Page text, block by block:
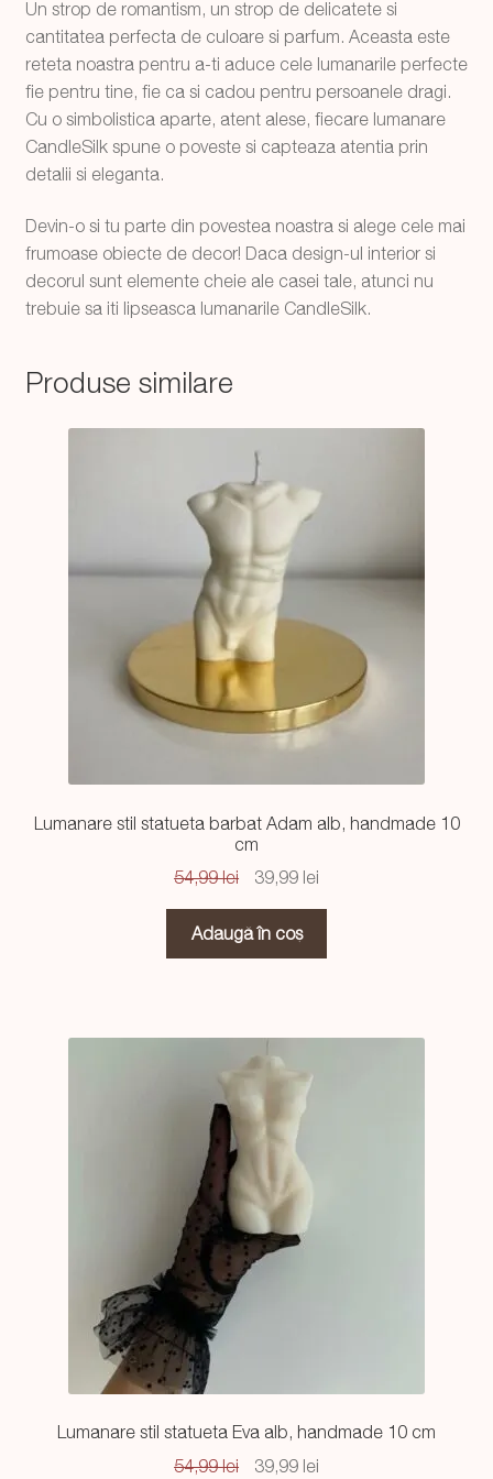
Un strop de romantism, un strop de delicatete si
cantitatea perfecta de culoare si parfum. Aceasta este
reteta noastra pentru a-ti aduce cele lumanarile perfecte
fie pentru tine, fie ca si cadou pentru persoanele dragi.
Cu o simbolistica aparte, atent alese, fiecare lumanare
CandleSilk spune o poveste si capteaza atentia prin
detalii si eleganta.
Devin-o si tu parte din povestea noastra si alege cele mai
frumoase obiecte de decor! Daca design-ul interior si
decorul sunt elemente cheie ale casei tale, atunci nu
trebuie sa iti lipseasca lumanarile CandleSilk.
Produse similare
Lumanare stil statueta barbat Adam alb, handmade 10
cm
54,99lei
Prețul
a
fost:
39,99 leiPrețul
39,99 lei.
Adaugă în coș
Lumanare stil statueta Eva alb, handmade 10 cm
54,99lei
Prețul
39,99 leiPrețul